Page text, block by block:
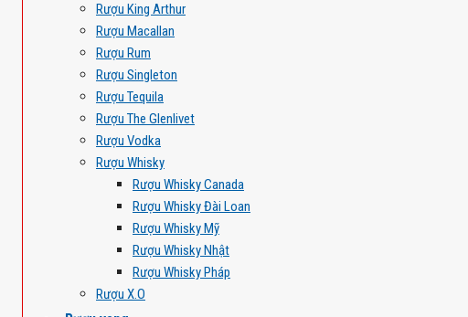
Rượu King Arthur
Rượu Macallan
Rượu Rum
Rượu Singleton
Rượu Tequila
Rượu The Glenlivet
Rượu Vodka
Rượu Whisky
Rượu Whisky Canada
Rượu Whisky Đài Loan
Rượu Whisky Mỹ
Rượu Whisky Nhật
Rượu Whisky Pháp
Rượu X.O